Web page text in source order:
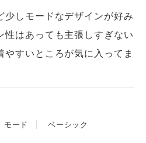
少しモードなデザインが好み
性はあっても主張しすぎない
やすいところが気に入ってま
モード ベーシック